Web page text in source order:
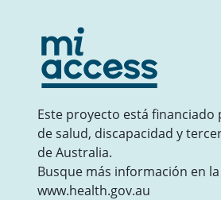
Este proyecto está
de salud, discapacidad y
de Australia.
Busque más información en
www.health.gov.au